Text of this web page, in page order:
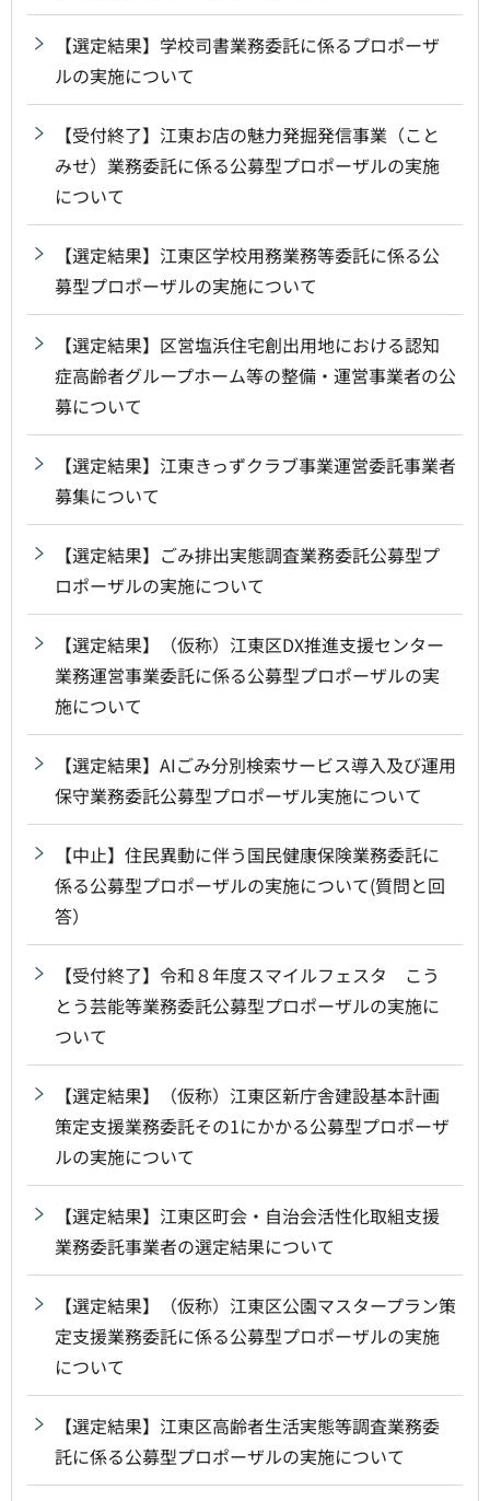
【選定結果】学校司書業務委託に係るプロポーザ
ルの実施について
【受付終了】江東お店の魅力発掘発信事業（こと
みせ）業務委託に係る公募型プロポーザルの実施
について
【選定結果】江東区学校用務業務等委託に係る公
募型プロポーザルの実施について
【選定結果】区営塩浜住宅創出用地における認知
症高齢者グループホーム等の整備・運営事業者の公
募について
【選定結果】江東きっずクラブ事業運営委託事業者
募集について
【選定結果】ごみ排出実態調査業務委託公募型プ
ロポーザルの実施について
【選定結果】（仮称）江東区DX推進支援センター
業務運営事業委託に係る公募型プロポーザルの実
施について
【選定結果】AIごみ分別検索サービス導入及び運用
保守業務委託公募型プロポーザル実施について
【中止】住民異動に伴う国民健康保険業務委託に
係る公募型プロポーザルの実施について(質問と回
答）
【受付終了】令和８年度スマイルフェスタ こう
とう芸能等業務委託公募型プロポーザルの実施に
ついて
【選定結果】（仮称）江東区新庁舎建設基本計画
策定支援業務委託その1にかかる公募型プロポーザ
ルの実施について
【選定結果】江東区町会・自治会活性化取組支援
業務委託事業者の選定結果について
【選定結果】（仮称）江東区公園マスタープラン策
定支援業務委託に係る公募型プロポーザルの実施
について
【選定結果】江東区高齢者生活実態等調査業務委
託に係る公募型プロポーザルの実施について